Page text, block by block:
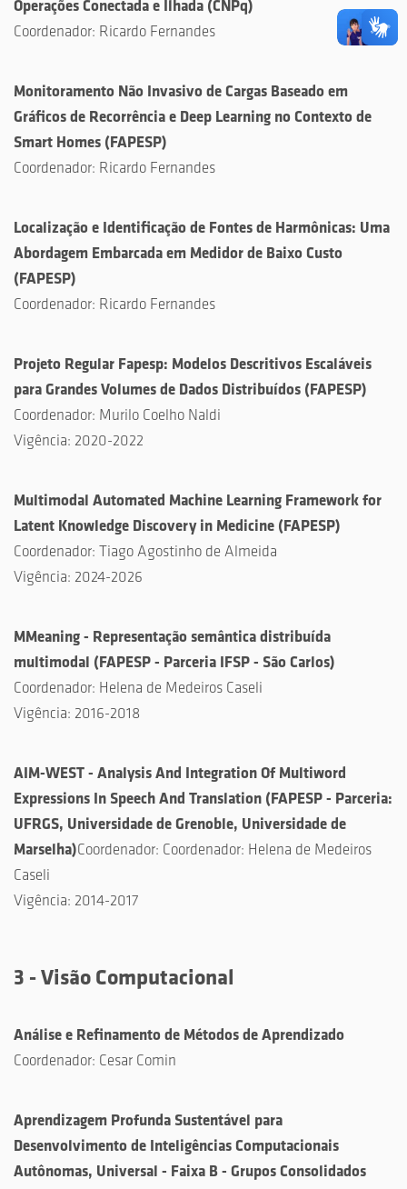
Operações Conectada e Ilhada (CNPq)
Coordenador: Ricardo Fernandes
Monitoramento Não Invasivo de Cargas Baseado em
Gráficos de Recorrência e Deep Learning no Contexto de
Smart Homes ( FAPESP)
Coordenador: Ricardo Fernandes
Localização e Identificação de Fontes de Harmônicas: Uma
Abordagem Embarcada em Medidor de Baixo Custo
( FAPESP)
Coordenador: Ricardo Fernandes
Projeto Regular Fapesp: Modelos Descritivos Escaláveis
para Grandes Volumes de Dados Distribuídos ( FAPESP)
Coordenador: Murilo Coelho Naldi
Vigência: 2020-2022
Multimodal Automated Machine Learning Framework for
Latent Knowledge Discovery in Medicine ( FAPESP)
Coordenador:
Tiago Agostinho de Almeida
Vigência: 2024-2026
MMeaning - Representação semântica distribuída
multimodal (FAPESP - Parceria IFSP - São Carlos)
Coordenador: Helena de Medeiros Caseli
Vigência: 2016-2018
AIM-WEST - Analysis And Integration Of Multiword
Expressions In Speech And Translation (FAPESP - Parceria:
UFRGS, Universidade de Grenoble, Universidade de
Marselha)Coordenador: Coordenador: Helena de Medeiros
Caseli
Vigência: 2014-2017
3 - Visão Computacional
Análise e Refinamento de Métodos de Aprendizado
Coordenador: Cesar Comin
Aprendizagem Profunda Sustentável para
Desenvolvimento de Inteligências Computacionais
Autônomas, Universal - Faixa B - Grupos Consolidados